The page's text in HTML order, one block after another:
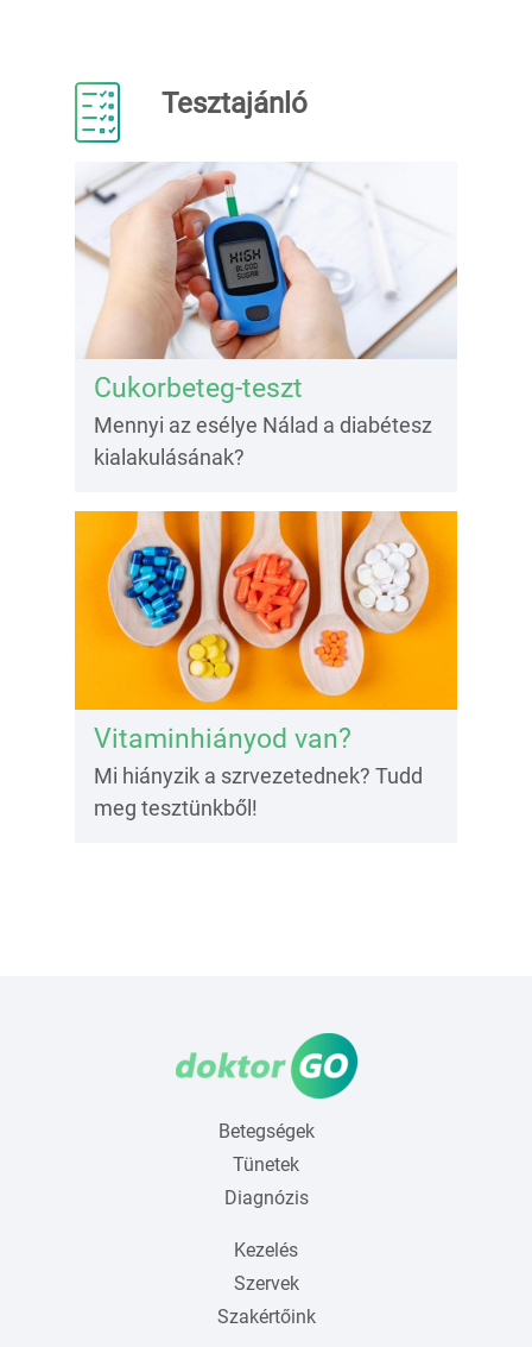
Tesztajánló
Cukorbeteg-teszt
Mennyi az esélye Nálad a diabétesz
kialakulásának?
Vitaminhiányod van?
Mi hiányzik a szrvezetednek? Tudd
meg tesztünkből!
Betegségek
Tünetek
Diagnózis
Kezelés
Szervek
Szakértőink